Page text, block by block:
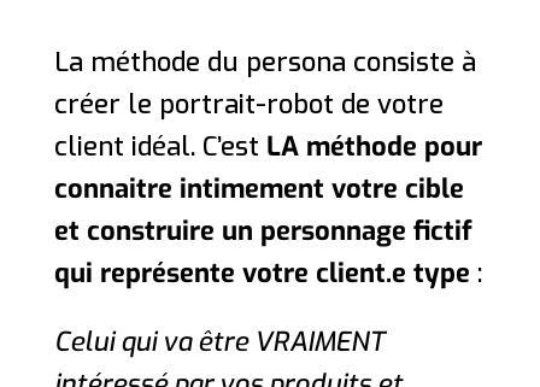
La méthode du persona consiste à
créer le portrait-robot de votre
client idéal. C’est LA méthode pour
connaitre intimement votre cible
et construire un personnage fictif
qui représente votre client.e type :
Celui qui va être VRAIMENT